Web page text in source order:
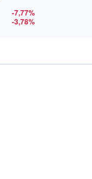
-7,77%
-3,78%